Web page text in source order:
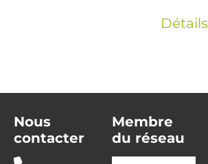
Détails
Nous
contacter
Membre
du réseau